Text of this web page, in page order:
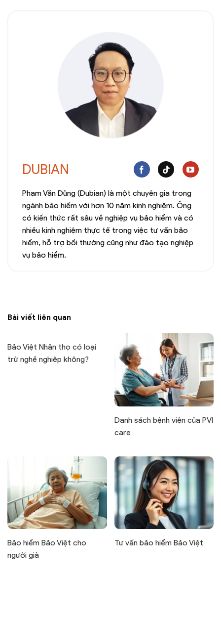
DUBIAN
Phạm Văn Dũng (Dubian) là một chuyên gia trong
ngành bảo hiểm với hơn 10 năm kinh nghiệm. Ông
có kiến thức rất sâu về nghiệp vụ bảo hiểm và có
nhiều kinh nghiệm thực tế trong việc tư vấn bảo
hiểm, hỗ trợ bồi thường cũng như đào tạo nghiệp
vụ bảo hiểm.
Bài viết liên quan
Bảo Việt Nhân thọ có loại
trừ nghề nghiệp không?
Danh sách bệnh viện của PVI
care
Bảo hiểm Bảo Việt cho
người già
Tư vấn bảo hiểm Bảo Việt